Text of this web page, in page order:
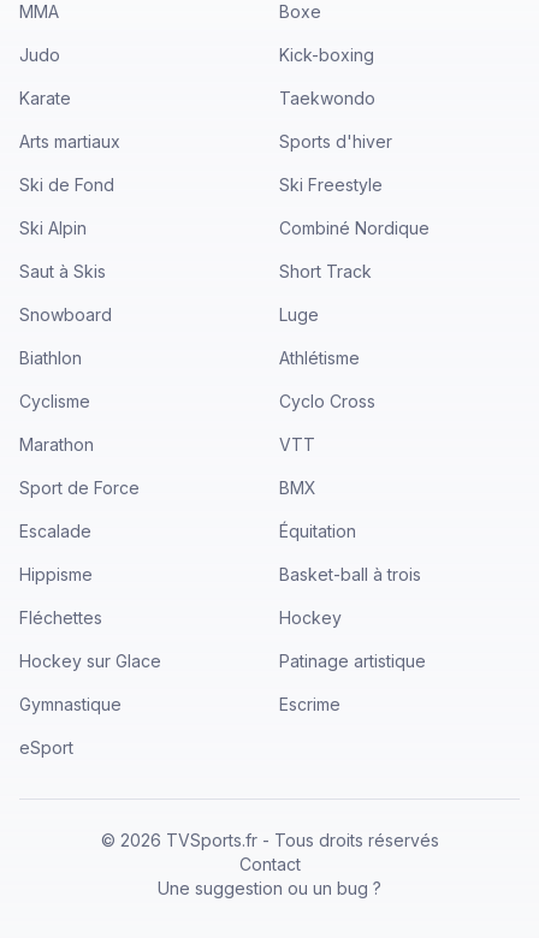
MMA Boxe
Judo Kick-boxing
Karate Taekwondo
Arts martiaux Sports d'hiver
Ski de Fond Ski Freestyle
Ski Alpin Combiné Nordique
Saut à Skis Short Track
Snowboard Luge
Biathlon Athlétisme
Cyclisme Cyclo Cross
Marathon VTT
Sport de Force BMX
Escalade Équitation
Hippisme Basket-ball à trois
Fléchettes Hockey
Hockey sur Glace Patinage artistique
Gymnastique Escrime
eSport
© 2026 TVSports.fr - Tous droits réservés
Contact
Une suggestion ou un bug ?